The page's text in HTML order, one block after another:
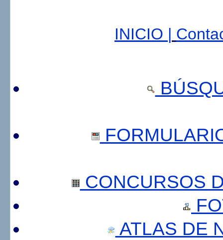
INICIO |
CONCURSOS
ATLAS DE